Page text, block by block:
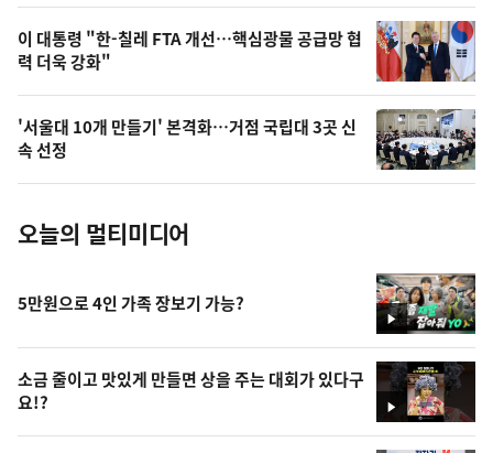
오
늘
의
사
진
이 대통령 "한-칠레 FTA 개선…핵심광물 공급망 협
력 더욱 강화"
'서울대 10개 만들기' 본격화…거점 국립대 3곳 신
속 선정
오늘의 멀티미디어
영
상
5만원으로 4인 가족 장보기 가능?
영
상
소금 줄이고 맛있게 만들면 상을 주는 대회가 있다구
요!?